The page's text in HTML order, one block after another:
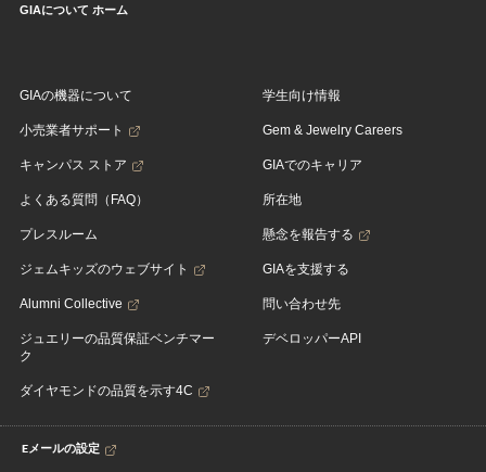
GIAについて ホーム
GIAの機器について
小売業者サポート
キャンパス ストア
よくある質問（FAQ）
プレスルーム
ジェムキッズのウェブサイト
Alumni Collective
ジュエリーの品質保証ベンチマー
ク
ダイヤモンドの品質を示す4C
学生向け情報
Gem & Jewelry Careers
GIAでのキャリア
所在地
懸念を報告する
GIAを支援する
問い合わせ先
デベロッパーAPI
Eメールの設定